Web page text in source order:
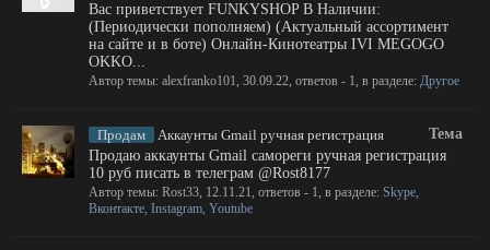
Вас приветствует FUNKYSHOP В Наличии:
(Периодически пополняем) (Актуальный ассортимент
на сайте и в боте) Онлайн-Кинотеатры IVI MEGOGO
OKKO...
Автор темы: alexfranko101, 30.09.22, ответов - 1, в разделе: Другое
Тема
Продам
Аккаунты Gmail ручная регистрация
Продаю аккаунты Gmail самореги ручная регистрация
10 руб писать в телеграм @Rost8177
Автор темы: Rost33, 12.11.21, ответов - 1, в разделе: Skype,
Вконтакте, Instagram, Youtube